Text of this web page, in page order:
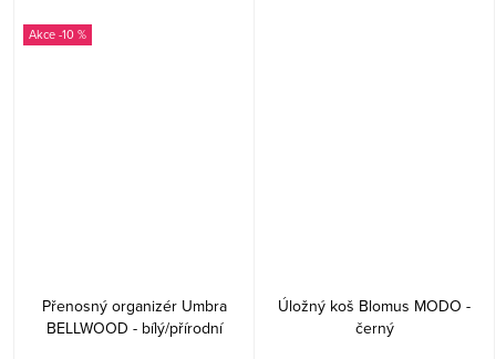
-10 %
Přenosný organizér Umbra
BELLWOOD - bílý/přírodní
Úložný koš Blomus MODO -
černý